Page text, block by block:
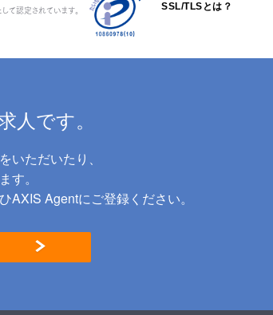
て認定されています。 SSL/TLSとは？
人です。
ただいたり、
す。
Agentにご登録ください。